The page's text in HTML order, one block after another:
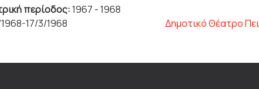
περίοδος:1967 - 1968
17/3/1968
Δημοτικό Θέατρο